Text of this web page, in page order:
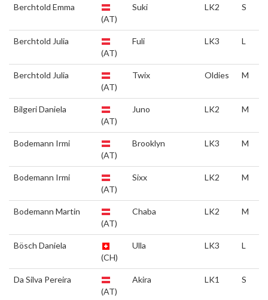
Berchtold Emma
(AT)
Suki LK2 S
Berchtold Julia
(AT)
Fuli LK3 L
Berchtold Julia
(AT)
Twix Oldies M
Bilgeri Daniela
(AT)
Juno LK2 M
Bodemann Irmi
(AT)
Brooklyn LK3 M
Bodemann Irmi
(AT)
Sixx LK2 M
Bodemann Martin
(AT)
Chaba LK2 M
Bösch Daniela
(CH)
Ulla LK3 L
Da Silva Pereira
(AT)
Akira LK1 S